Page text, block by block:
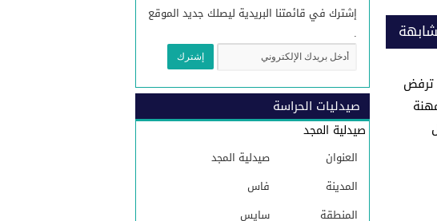
إشترك في قائمتنا البريدية ليصلك جديد الموقع
.
صيدليات الحراسة
صيدلية المجد
العنوان
صيدلية المجد
المدينة
فاس
المنطقة
سايس
ترفض